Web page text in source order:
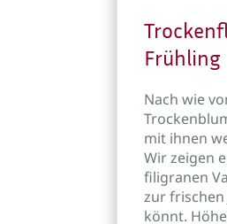
Frühling
Nach wie
mit ihnen
Wir zeigen
filigranen
zur
könnt.